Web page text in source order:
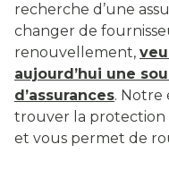
recherche d’une
changer de
renouvellement,
aujourd’hui une
d’assurances. Notre
trouver la protection
et vous permet de